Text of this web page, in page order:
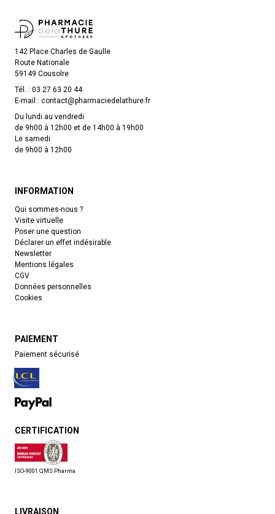
142 Place Charles de Gaulle
Route Nationale
59149 Cousolre
Tél. : 03 27 63 20 44
E-mail : contact@pharmaciedelathure.fr
Du lundi au vendredi
de 9h00 à 12h00 et de 14h00 à 19h00
Le samedi
de 9h00 à 12h00
INFORMATION
Qui sommes-nous ?
Visite virtuelle
Poser une question
Déclarer un effet indésirable
Newsletter
Mentions légales
CGV
Données personnelles
Cookies
PAIEMENT
Paiement sécurisé
CERTIFICATION
ISO-9001 QMS Pharma
LIVRAISON